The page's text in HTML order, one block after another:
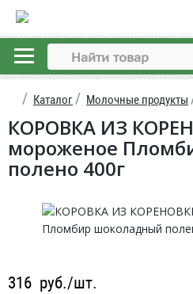
Каталог Молочные продукты
КОРОВКА ИЗ
мороженое
полено 400г
316 руб./шт.